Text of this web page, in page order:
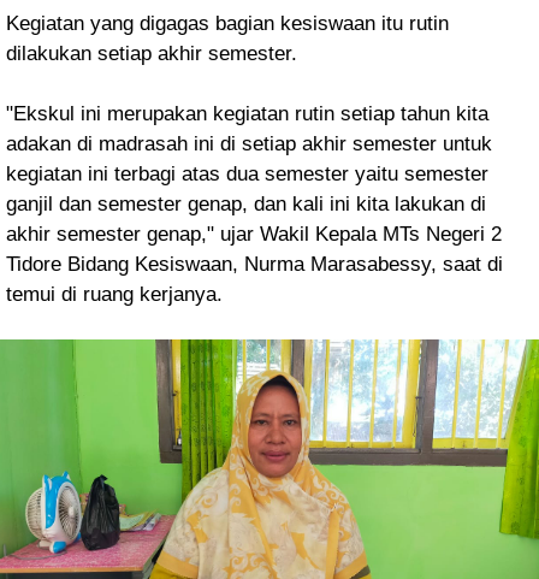
Kegiatan yang digagas bagian kesiswaan itu rutin
dilakukan setiap akhir semester.
"Ekskul ini merupakan kegiatan rutin setiap tahun kita
adakan di madrasah ini di setiap akhir semester untuk
kegiatan ini terbagi atas dua semester yaitu semester
ganjil dan semester genap, dan kali ini kita lakukan di
akhir semester genap," ujar Wakil Kepala MTs Negeri 2
Tidore Bidang Kesiswaan, Nurma Marasabessy, saat di
temui di ruang kerjanya.